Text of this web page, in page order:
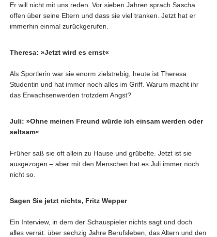
Er will nicht mit uns reden. Vor sieben Jahren sprach Sascha
offen über seine Eltern und dass sie viel tranken. Jetzt hat er
immerhin einmal zurückgerufen.
Theresa: »Jetzt wird es ernst«
Als Sportlerin war sie enorm zielstrebig, heute ist Theresa
Studentin und hat immer noch alles im Griff. Warum macht ihr
das Erwachsenwerden trotzdem Angst?
Juli: »Ohne meinen Freund würde ich einsam werden oder
seltsam«
Früher saß sie oft allein zu Hause und grübelte. Jetzt ist sie
ausgezogen – aber mit den Menschen hat es Juli immer noch
nicht so.
Sagen Sie jetzt nichts, Fritz Wepper
Ein Interview, in dem der Schauspieler nichts sagt und doch
alles verrät: über sechzig Jahre Berufsleben, das Altern und den